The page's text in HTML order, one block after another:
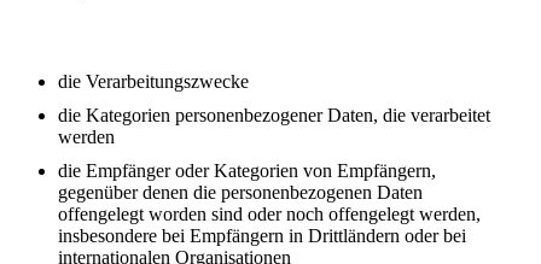
die Verarbeitungszwecke
die Kategorien personenbezogener Daten, die verarbeitet
werden
die Empfänger oder Kategorien von Empfängern,
gegenüber denen die personenbezogenen Daten
offengelegt worden sind oder noch offengelegt werden,
insbesondere bei Empfängern in Drittländern oder bei
internationalen Organisationen